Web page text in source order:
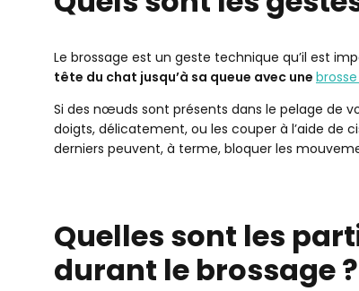
Le brossage est un geste technique qu’il est
tête du chat jusqu’à sa queue avec une
Si des nœuds sont présents dans le pelage de
doigts, délicatement, ou les couper à l’aide de
derniers peuvent, à terme, bloquer les
Quelles sont les
durant le brossage ?